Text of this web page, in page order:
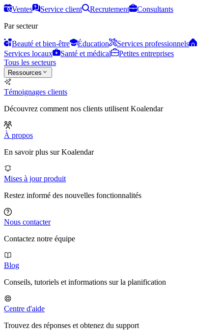
Ventes Service client Recrutement
Consultants
Par secteur
Beauté et bien-être Éducation
Services professionnels
Services locaux
Santé et médical
Petites entreprises
Tous les secteurs
Ressources
Témoignages clients
Découvrez comment nos clients utilisent Koalendar
À propos
En savoir plus sur Koalendar
Mises à jour produit
Restez informé des nouvelles fonctionnalités
Nous contacter
Contactez notre équipe
Blog
Conseils, tutoriels et informations sur la planification
Centre d'aide
Trouvez des réponses et obtenez du support